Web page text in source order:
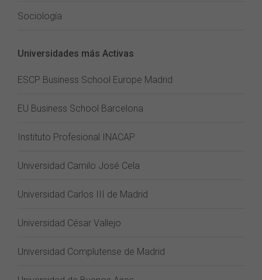
Sociología
Universidades más Activas
ESCP Business School Europe Madrid
EU Business School Barcelona
Instituto Profesional INACAP
Universidad Camilo José Cela
Universidad Carlos III de Madrid
Universidad César Vallejo
Universidad Complutense de Madrid